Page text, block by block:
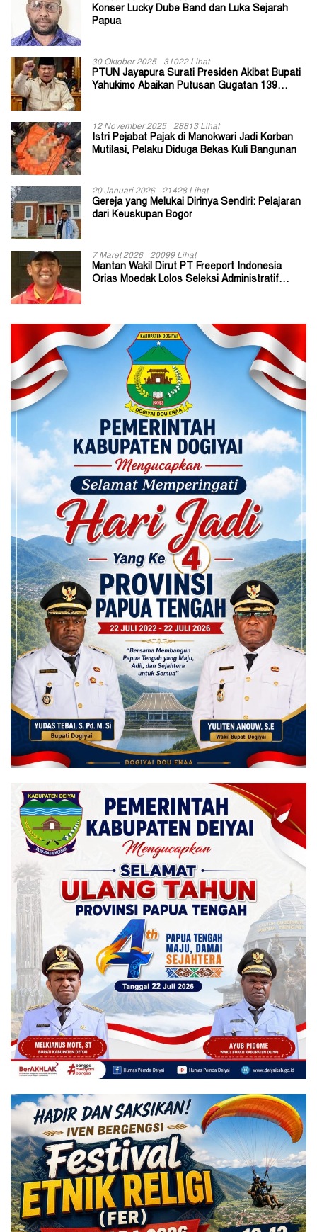
Konser Lucky Dube Band dan Luka Sejarah
Papua
30 Oktober 2025 31022 Lihat
PTUN Jayapura Surati Presiden Akibat Bupati
Yahukimo Abaikan Putusan Gugatan 139
12 November 2025 28813 Lihat
Istri Pejabat Pajak di Manokwari Jadi Korban
Mutilasi, Pelaku Diduga Bekas Kuli Bangunan
20 Januari 2026 21428 Lihat
Gereja yang Melukai Dirinya Sendiri: Pelajaran
dari Keuskupan Bogor
7 Maret 2026 20099 Lihat
Mantan Wakil Dirut PT Freeport Indonesia
Orias Moedak Lolos Seleksi Administratif